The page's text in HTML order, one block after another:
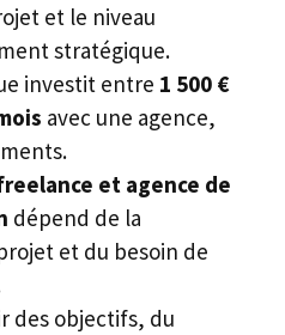
et le niveau
stratégique.
investit entre 1 500 €
avec une agence,
et agence de
dépend de la
et du besoin de
des objectifs, du